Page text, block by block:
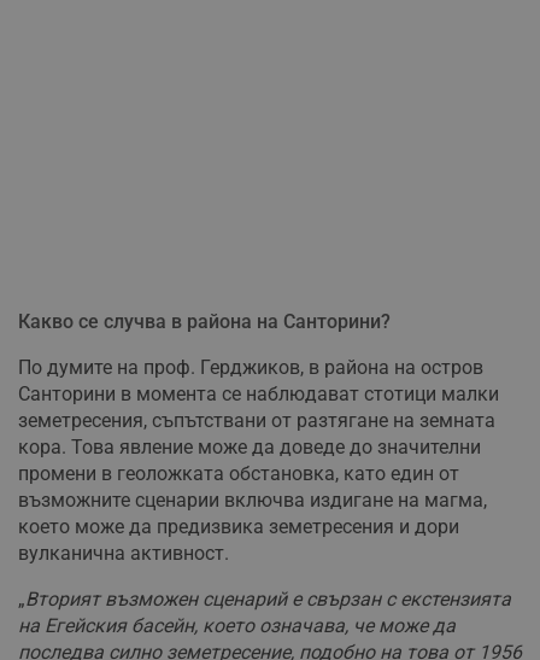
Какво се случва в района на Санторини?
По думите на проф. Герджиков, в района на остров
Санторини в момента се наблюдават стотици малки
земетресения, съпътствани от разтягане на земната
кора. Това явление може да доведе до значителни
промени в геоложката обстановка, като един от
възможните сценарии включва издигане на магма,
което може да предизвика земетресения и дори
вулканична активност.
„Вторият възможен сценарий е свързан с екстензията
на Егейския басейн, което означава, че може да
последва силно земетресение, подобно на това от 1956